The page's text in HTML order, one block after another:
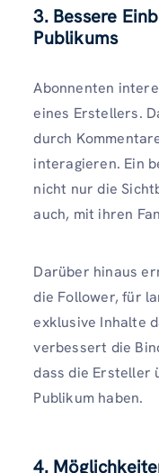
3. Bessere
Publikums
Abonnenten
eines Erstellers.
durch
interagieren. Ein
nicht nur die
auch, mit ihren
Darüber hinaus
die Follower, für
exklusive Inhalte
verbessert die
dass die Ersteller
Publikum haben.
4.